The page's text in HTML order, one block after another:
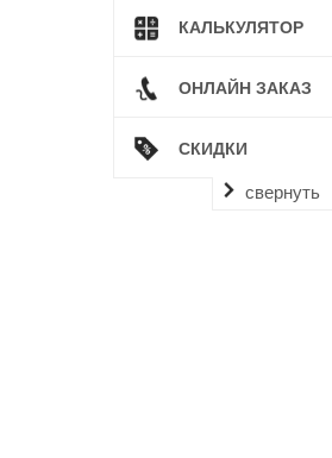
КАЛЬКУЛЯТОР
ОНЛАЙН ЗАКАЗ
СКИДКИ
свернуть